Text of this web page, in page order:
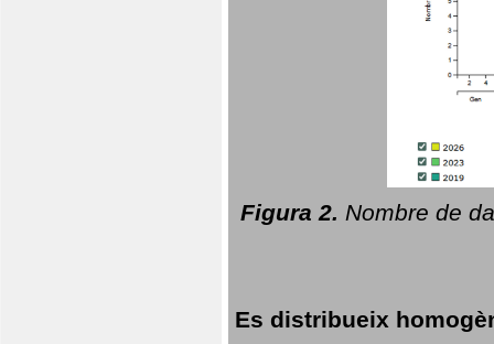
Figura 2. Nombre de
Es distribueix